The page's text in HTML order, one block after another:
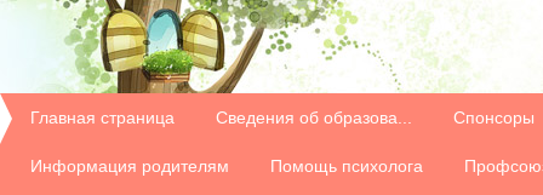
Главная страница Сведения об образова... Спонсоры
Информация родителям Помощь психолога